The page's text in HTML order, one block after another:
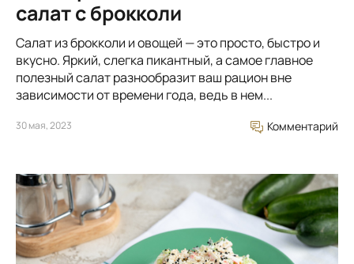
салат с брокколи
Салат из брокколи и овощей — это просто, быстро и
вкусно. Яркий, слегка пикантный, а самое главное
полезный салат разнообразит ваш рацион вне
зависимости от времени года, ведь в нем...
30 мая, 2023 Комментарий